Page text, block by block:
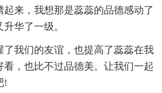
来，我想那是蕊蕊的品德感动了
华了一级。
了我们的友谊，也提高了蕊蕊在我
，也比不过品德美。让我们一起
!